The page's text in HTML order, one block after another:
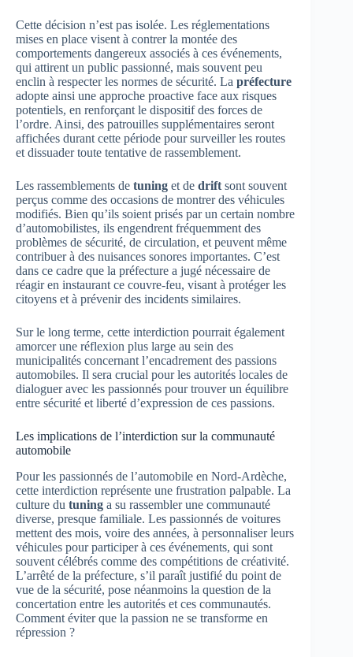
Cette décision n’est pas isolée. Les réglementations
mises en place visent à contrer la montée des
comportements dangereux associés à ces événements,
qui attirent un public passionné, mais souvent peu
enclin à respecter les normes de sécurité. La préfecture
adopte ainsi une approche proactive face aux risques
potentiels, en renforçant le dispositif des forces de
l’ordre. Ainsi, des patrouilles supplémentaires seront
affichées durant cette période pour surveiller les routes
et dissuader toute tentative de rassemblement.
Les rassemblements de tuning et de drift sont souvent
perçus comme des occasions de montrer des véhicules
modifiés. Bien qu’ils soient prisés par un certain nombre
d’automobilistes, ils engendrent fréquemment des
problèmes de sécurité, de circulation, et peuvent même
contribuer à des nuisances sonores importantes. C’est
dans ce cadre que la préfecture a jugé nécessaire de
réagir en instaurant ce couvre-feu, visant à protéger les
citoyens et à prévenir des incidents similaires.
Sur le long terme, cette interdiction pourrait également
amorcer une réflexion plus large au sein des
municipalités concernant l’encadrement des passions
automobiles. Il sera crucial pour les autorités locales de
dialoguer avec les passionnés pour trouver un équilibre
entre sécurité et liberté d’expression de ces passions.
Les implications de l’interdiction sur la communauté
automobile
Pour les passionnés de l’automobile en Nord-Ardèche,
cette interdiction représente une frustration palpable. La
culture du tuning a su rassembler une communauté
diverse, presque familiale. Les passionnés de voitures
mettent des mois, voire des années, à personnaliser leurs
véhicules pour participer à ces événements, qui sont
souvent célébrés comme des compétitions de créativité.
L’arrêté de la préfecture, s’il paraît justifié du point de
vue de la sécurité, pose néanmoins la question de la
concertation entre les autorités et ces communautés.
Comment éviter que la passion ne se transforme en
répression ?